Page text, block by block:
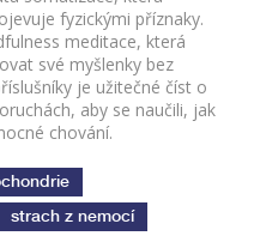
fyzickými příznaky.
meditace, která
své myšlenky bez
je užitečné číst o
aby se naučili, jak
chování.
strach z nemocí